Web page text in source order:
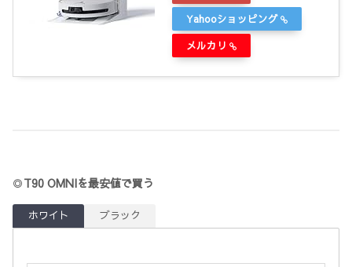
Yahooショッピング
メルカリ
◎T90 OMNIを最安値で買う
ホワイト ブラック